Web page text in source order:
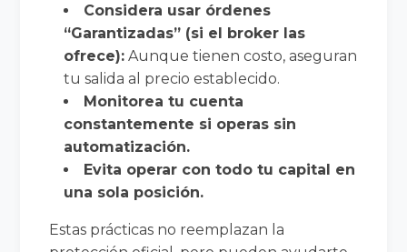
Considera usar órdenes
“Garantizadas” (si el broker las
ofrece): Aunque tienen costo, aseguran
tu salida al precio establecido.
Monitorea tu cuenta
constantemente si operas sin
automatización.
Evita operar con todo tu capital en
una sola posición.
Estas prácticas no reemplazan la